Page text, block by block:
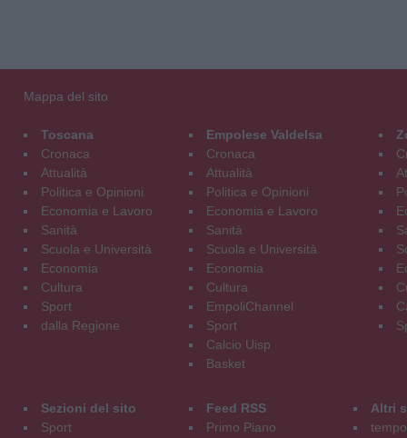
Mappa del sito
Toscana
Cronaca
Attualità
Politica e Opinioni
Economia e Lavoro
Sanità
Scuola e Università
Economia
Cultura
Sport
dalla Regione
Empolese Valdelsa
Cronaca
Attualità
Politica e Opinioni
Economia e Lavoro
Sanità
Scuola e Università
Economia
Cultura
EmpoliChannel
Sport
Calcio Uisp
Basket
Sezioni del sito
Sport
Feed RSS
Primo Piano
Altri